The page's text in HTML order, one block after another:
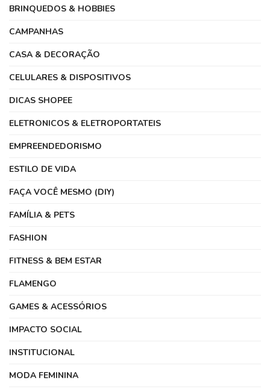
BRINQUEDOS & HOBBIES
CAMPANHAS
CASA & DECORAÇÃO
CELULARES & DISPOSITIVOS
DICAS SHOPEE
ELETRONICOS & ELETROPORTATEIS
EMPREENDEDORISMO
ESTILO DE VIDA
FAÇA VOCÊ MESMO (DIY)
FAMÍLIA & PETS
FASHION
FITNESS & BEM ESTAR
FLAMENGO
GAMES & ACESSÓRIOS
IMPACTO SOCIAL
INSTITUCIONAL
MODA FEMININA